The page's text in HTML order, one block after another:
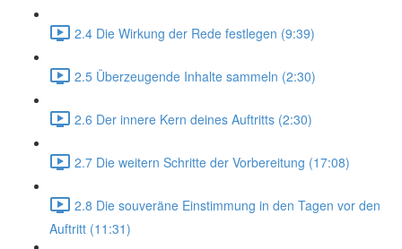
2.4 Die Wirkung der Rede festlegen (9:39)
2.5 Überzeugende Inhalte sammeln (2:30)
2.6 Der innere Kern deines Auftritts (2:30)
2.7 Die weitern Schritte der Vorbereitung (17:08)
2.8 Die souveräne Einstimmung in den Tagen vor den
Auftritt (11:31)